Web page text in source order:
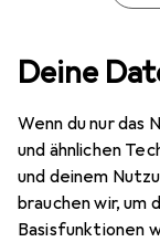
Deine
Wenn du nur das
und ähnlichen
und deinem
brauchen wir, um
Basisfunktionen
Hettich Flexible